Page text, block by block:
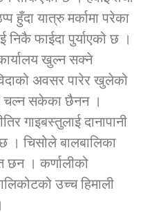
हुँदा यात्रु मर्कामा परेका
फाईदा पुर्याएको छ ।
खुल्न सक्ने
अवसर पारेर खुलेको
चल्न सकेका छैनन ।
गाइबस्तुलाई दानापानी
। चिसोले बालबालिका
छन । कर्णालीको
उच्च हिमाली